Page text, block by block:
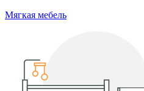
Мягкая мебель